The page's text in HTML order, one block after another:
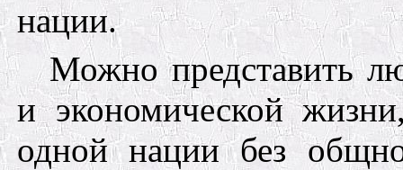
нации.
Можно представить
и экономической
одной нации без